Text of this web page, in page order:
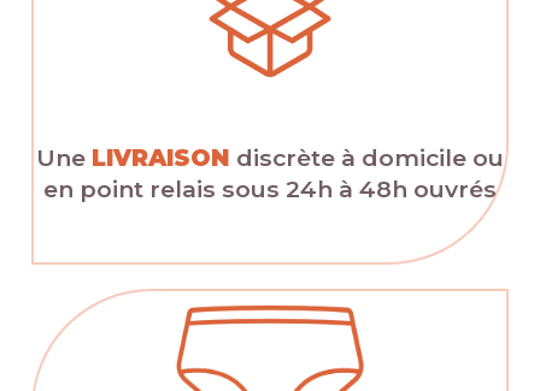
Une LIVRAISON discrète à domicile ou
en point relais sous 24h à 48h ouvrés